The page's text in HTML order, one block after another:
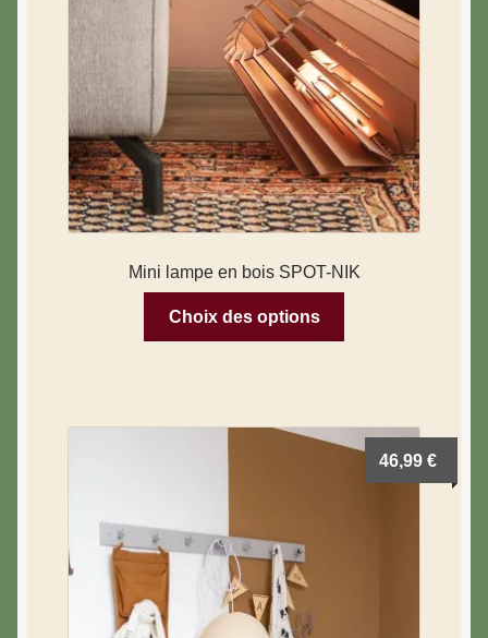
Mini lampe en bois SPOT-NIK
Choix des options
46,99€